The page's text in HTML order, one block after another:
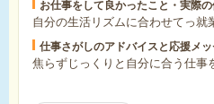
お仕事をして良かったこと・実際
自分の生活リズムに合わせてっ就
仕事さがしのアドバイスと応援メ
焦らずじっくりと自分に合う仕事